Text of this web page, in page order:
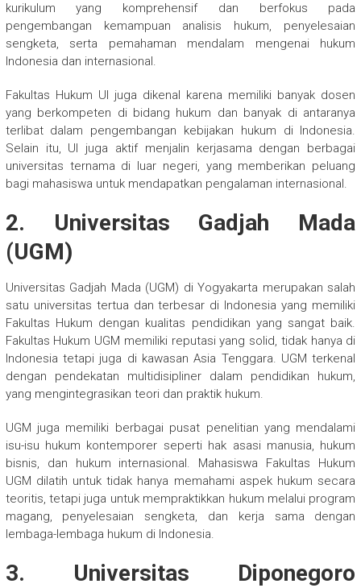
kurikulum yang komprehensif dan berfokus pada
pengembangan kemampuan analisis hukum, penyelesaian
sengketa, serta pemahaman mendalam mengenai hukum
Indonesia dan internasional.
Fakultas Hukum UI juga dikenal karena memiliki banyak dosen
yang berkompeten di bidang hukum dan banyak di antaranya
terlibat dalam pengembangan kebijakan hukum di Indonesia.
Selain itu, UI juga aktif menjalin kerjasama dengan berbagai
universitas ternama di luar negeri, yang memberikan peluang
bagi mahasiswa untuk mendapatkan pengalaman internasional.
2. Universitas Gadjah Mada
(UGM)
Universitas Gadjah Mada (UGM) di Yogyakarta merupakan salah
satu universitas tertua dan terbesar di Indonesia yang memiliki
Fakultas Hukum dengan kualitas pendidikan yang sangat baik.
Fakultas Hukum UGM memiliki reputasi yang solid, tidak hanya di
Indonesia tetapi juga di kawasan Asia Tenggara. UGM terkenal
dengan pendekatan multidisipliner dalam pendidikan hukum,
yang mengintegrasikan teori dan praktik hukum.
UGM juga memiliki berbagai pusat penelitian yang mendalami
isu-isu hukum kontemporer seperti hak asasi manusia, hukum
bisnis, dan hukum internasional. Mahasiswa Fakultas Hukum
UGM dilatih untuk tidak hanya memahami aspek hukum secara
teoritis, tetapi juga untuk mempraktikkan hukum melalui program
magang, penyelesaian sengketa, dan kerja sama dengan
lembaga-lembaga hukum di Indonesia.
3. Universitas Diponegoro